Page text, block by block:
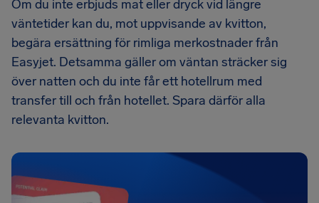
Om du inte erbjuds mat eller dryck vid längre
väntetider kan du, mot uppvisande av kvitton,
begära ersättning för rimliga merkostnader från
Easyjet. Detsamma gäller om väntan sträcker sig
över natten och du inte får ett hotellrum med
transfer till och från hotellet. Spara därför alla
relevanta kvitton.